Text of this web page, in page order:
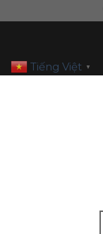
to
Tiếng Việt ▼